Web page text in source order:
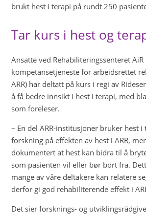
brukt hest i terapi på rundt 250
Tar kurs i hest og
Ansatte ved Rehabiliteringssenteret AiR
kompetansetjeneste for arbeidsrettet
ARR) har deltatt på kurs i regi av
å få bedre innsikt i hest i terapi, med
som foreleser.
– En del ARR-institusjoner bruker hest
forskning på effekten av hest i ARR,
dokumentert at hest kan bidra til å
som pasienten vil eller bør bort fra.
mange av våre deltakere kan relatere
derfor gi god rehabiliterende effekt i
Det sier forsknings- og